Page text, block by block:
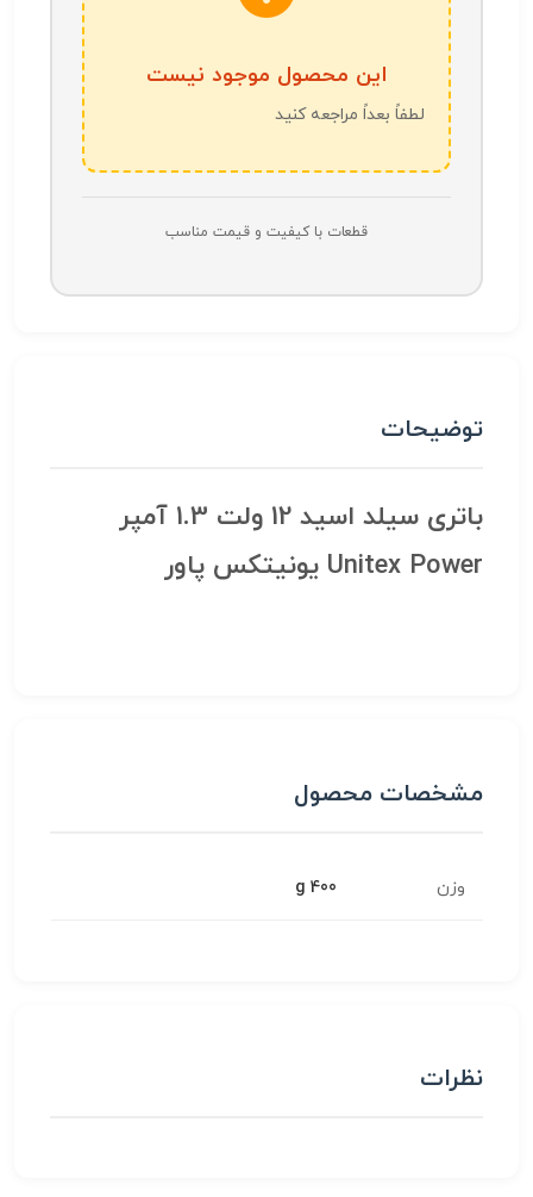
این محصول موجود نیست
لطفاً بعداً مراجعه کنید
قطعات با کیفیت و قیمت مناسب
توضیحات
باتری سیلد اسید 12 ولت 1.3 آمپر
Unitex Power یونیتکس پاور
مشخصات محصول
وزن 400 g
نظرات